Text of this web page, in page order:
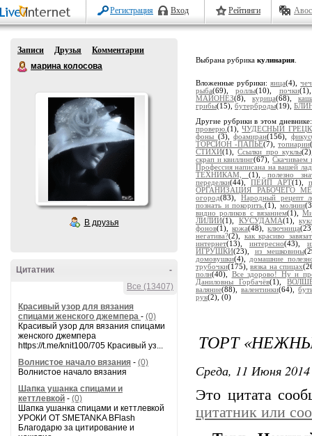
Регистрация Вход Рейтинги
Записи Друзья
Комментарии
марина колосова
В друзья
-
Цитатник
Все (13407)
Красивый узор для вязания
спицами женского джемпера - (0)
Красивый узор для вязания спицами
женского джемпера
https://t.me/knit100/705 Красивый уз...
Волнистое начало вязания - (0)
Волнистое начало вязания
Шапка ушанка спицами и
кеттлевкой - (0)
Шапка ушанка спицами и кеттлевкой
УРОКИ ОТ SMETANKA BFlash
Благодарю за цитирование и
Выбрана рубрика кулинария
Вложенные рубрики:яица(4),
рыба(69),роллы(10), почки
МАЙОНЕЗ(8), курица(68),
грибы(15), бутерброды(19),
Другие рубрики в этом
проверю. (1),ЧУДЕСНЫЙ
фоны (3),фоамиран(156),фикус
ТОРСИОН -ПАПЬЕ(7),топиарии
СТИХИ(1),Ссылки про куклы
скрап и квиллинг(67),Скачиваем
Профессия написана на вашей
ТЕХНИКАМ, (1), полезно
переделки(44), ПЕЙП АРТ(1),
ОРГАНИЗАЦИЯ РАБОЧЕГО
огород(83), Народный рецепт
познать и покорить.(1), молнии
видио роликов с вязанием(1),
ЛИЛИИ(1), КУСУДАМА(1),
фонов(1),кожа(48),ключница
негатива?(2), как красиво
интернет(13), интересно(43),
ИГРУШКИ(23), из мешковины
домовушки(4), домашние
трубочки(175),вязка на спицах
полн(40), Все здорово! Ну и
Даниловны Горбачёв(1),
валяние(88),валентинки(64),
рук(2), (0)
ТОРТ
Среда, 11 Июня
Это цитата
цитатник или